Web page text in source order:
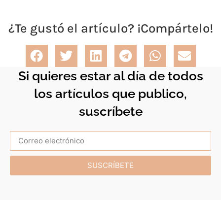
¿Te gustó el artículo? ¡Compártelo!
Si quieres estar al día de todos
los artículos que publico,
suscríbete
SUSCRÍBETE